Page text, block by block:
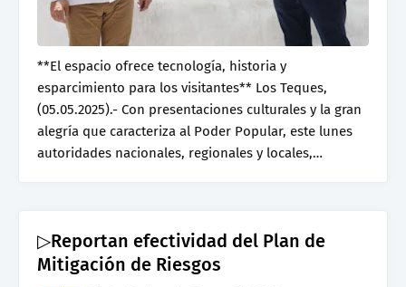
**El espacio ofrece tecnología, historia y
esparcimiento para los visitantes** Los Teques,
(05.05.2025).- Con presentaciones culturales y la gran
alegría que caracteriza al Poder Popular, este lunes
autoridades nacionales, regionales y locales,…
▷Reportan efectividad del Plan de
Mitigación de Riesgos